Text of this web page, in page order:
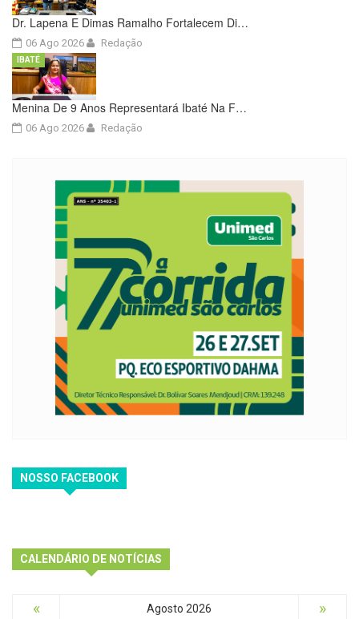
Dr. Lapena E Dimas Ramalho Fortalecem Di…
06 Ago 2026 Redação
Menina De 9 Anos Representará Ibaté Na F…
06 Ago 2026
IBATÉ
Redação
NOSSO FACEBOOK
CALENDÁRIO DE NOTÍCIAS
« Agosto 2026 »